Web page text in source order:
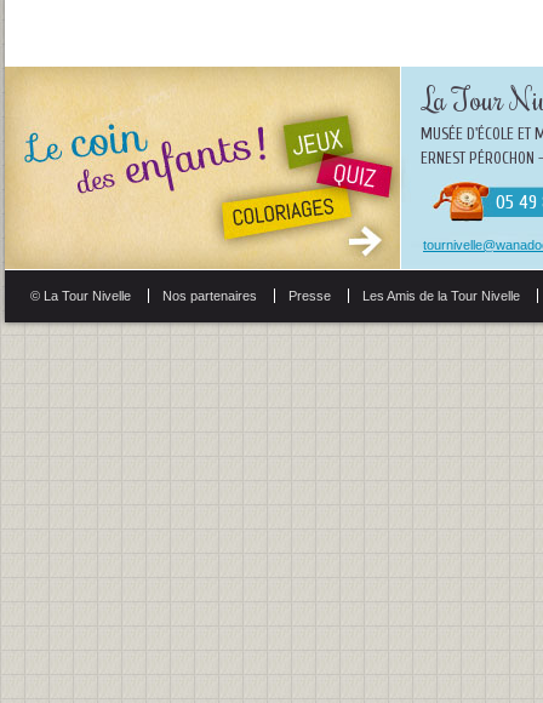
La Tour
MUSÉE D'ÉCOLE ET
ERNEST
05 49
© La Tour Nivelle Nos partenaires Presse Les Amis de la Tour Nivelle